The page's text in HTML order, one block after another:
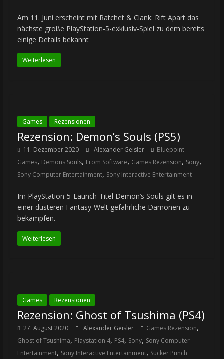
Am 11. Juni erscheint mit Ratchet & Clank: Rift Apart das
nächste große PlayStation-5-exklusiv-Spiel zu dem bereits
einige Details bekannt
Weiterlesen
Games Rezensionen
Rezension: Demon’s Souls (PS5)
11. Dezember 2020 Alexander Geisler
Bluepoint
Games, Demons Souls, From Software, Games Rezension, Sony,
Sony Computer Entertainment, Sony Interactive Entertainment
Im PlayStation-5-Launch-Titel Demon’s Souls gilt es in
einer düsteren Fantasy-Welt gefährliche Dämonen zu
bekämpfen.
Weiterlesen
Games Rezensionen
Rezension: Ghost of Tsushima (PS4)
27. August 2020 Alexander Geisler Games Rezension,
Ghost of Tsushima, Playstation 4, PS4, Sony, Sony Computer
Entertainment, Sony Interactive Entertainment, Sucker Punch